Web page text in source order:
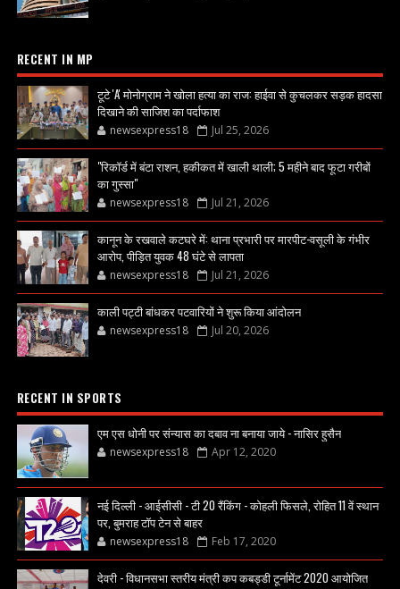
RECENT IN MP
टूटे 'A' मोनोग्राम ने खोला हत्या का राज: हाईवा से कुचलकर सड़क हादसा
दिखाने की साजिश का पर्दाफाश
newsexpress18 Jul 25, 2026
"रिकॉर्ड में बंटा राशन, हकीकत में खाली थाली; 5 महीने बाद फूटा गरीबों
का गुस्सा"
newsexpress18 Jul 21, 2026
कानून के रखवाले कटघरे में: थाना प्रभारी पर मारपीट-वसूली के गंभीर
आरोप, पीड़ित युवक 48 घंटे से लापता
newsexpress18 Jul 21, 2026
काली पट्टी बांधकर पटवारियों ने शुरू किया आंदोलन
newsexpress18 Jul 20, 2026
RECENT IN SPORTS
एम एस धोनी पर संन्यास का दबाव ना बनाया जाये - नासिर हुसैन
newsexpress18 Apr 12, 2020
नई दिल्ली - आईसीसी - टी 20 रैंकिंग - कोहली फिसले, रोहित 11 वें स्थान
पर, बुमराह टॉप टेन से बाहर
newsexpress18 Feb 17, 2020
देवरी - विधानसभा स्तरीय मंत्री कप कबड्डी टूर्नामेंट 2020 आयोजित